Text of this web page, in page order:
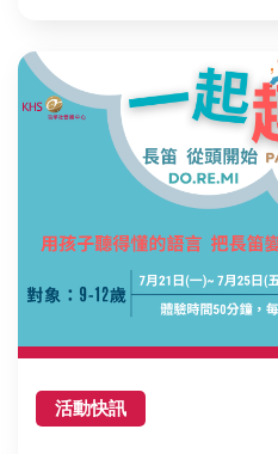
活動快訊